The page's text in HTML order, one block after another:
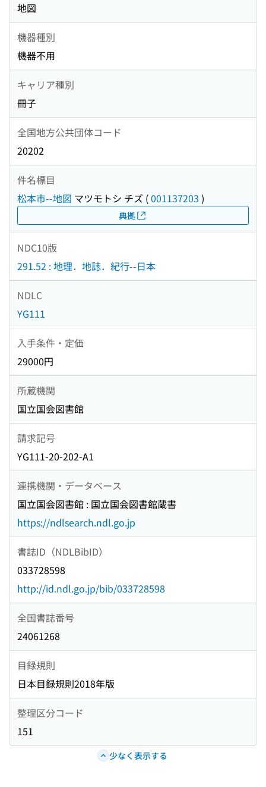
地図
機器種別
機器不用
キャリア種別
冊子
全国地方公共団体コード
20202
件名標目
松本市--地図 マツモトシ チズ (001137203 )
典拠
NDC10版
291.52 : 地理．地誌．紀行--日本
NDLC
YG111
入手条件・定価
29000円
所蔵機関
国立国会図書館
請求記号
YG111-20-202-A1
連携機関・データベース
国立国会図書館 : 国立国会図書館蔵書
https://ndlsearch.ndl.go.jp
書誌ID（NDLBibID）
033728598
http://id.ndl.go.jp/bib/033728598
全国書誌番号
24061268
目録規則
日本目録規則2018年版
整理区分コード
151
少なく表示する